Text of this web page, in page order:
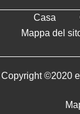
Casa
Mappa del
Copyright ©2020